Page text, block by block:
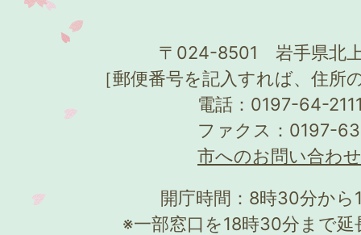
〒024-8501 岩手県北
［郵便番号を記入すれば、住所
電話：0197-64-
ファクス：0197-
市へのお問い合わ
開庁時間：8時30分か
※一部窓口を18時30分まで